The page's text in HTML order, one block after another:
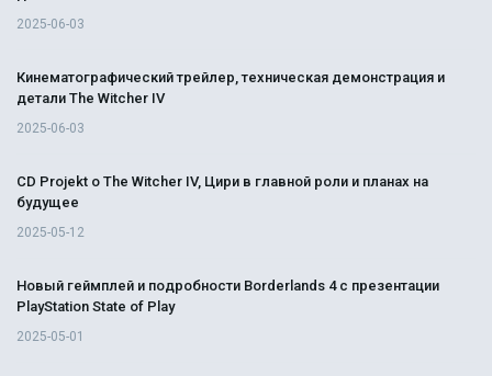
2025-06-03
Кинематографический трейлер, техническая демонстрация и
детали The Witcher IV
2025-06-03
CD Projekt о The Witcher IV, Цири в главной роли и планах на
будущее
2025-05-12
Новый геймплей и подробности Borderlands 4 с презентации
PlayStation State of Play
2025-05-01